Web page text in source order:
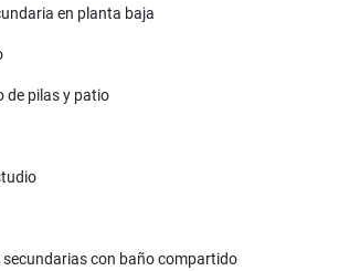
en planta baja
de pilas y patio
con baño compartido